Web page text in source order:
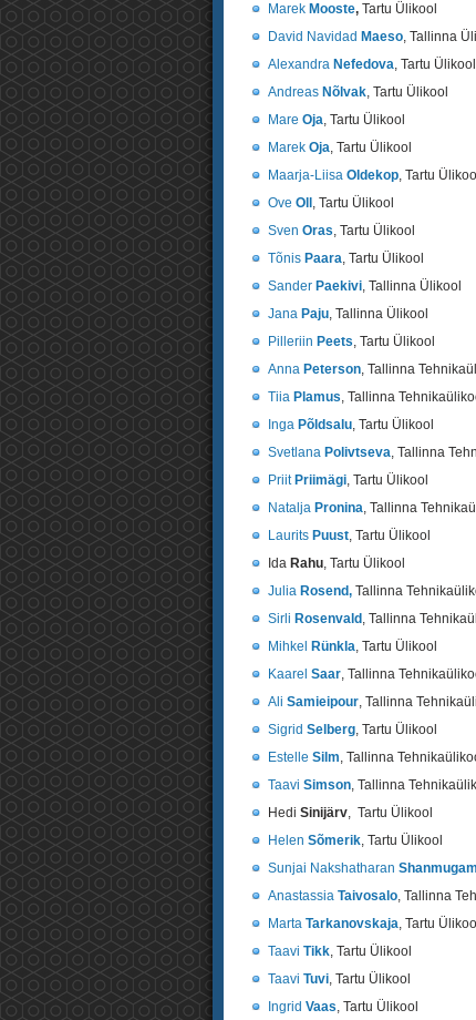
Marek Mooste, Tartu Ülikool
David Navidad Maeso, Tallinna
Alexandra Nefedova, Tartu Ülikool
Andreas Nõlvak, Tartu Ülikool
Mare Oja, Tartu Ülikool
Marek Oja, Tartu Ülikool
Maarja-Liisa Oldekop, Tartu Ülikool
Ove Oll , Tartu Ülikool
Sven Oras, Tartu Ülikool
Tõnis Paara, Tartu Ülikool
Sander Paekivi, Tallinna Ülikool
Jana Paju, Tallinna Ülikool
Pilleriin Peets, Tartu Ülikool
Anna Peterson, Tallinna
Tiia Plamus, Tallinna
Inga Põldsalu, Tartu Ülikool
Svetlana Polivtseva, Tallinna
Priit Priimägi, Tartu Ülikool
Natalja Pronina, Tallinna
Laurits Puust, Tartu Ülikool
Ida Rahu, Tartu Ülikool
Julia Rosend, Tallinna
Sirli Rosenvald , Tallinna
Mihkel
Rünkla, Tartu Ülikool
Kaarel Saar, Tallinna
Ali Samieipour, Tallinna
Sigrid Selberg, Tartu Ülikool
Estelle Silm, Tallinna
Taavi Simson, Tallinna
Hedi Sinijärv, Tartu Ülikool
Helen Sõmerik, Tartu Ülikool
Sunjai Nakshatharan Shanmugam
Anastassia Taivosalo, Tallinna
Marta Tarkanovskaja, Tartu Ülikool
Taavi Tikk, Tartu Ülikool
Taavi Tuvi, Tartu Ülikool
Ingrid Vaas, Tartu Ülikool